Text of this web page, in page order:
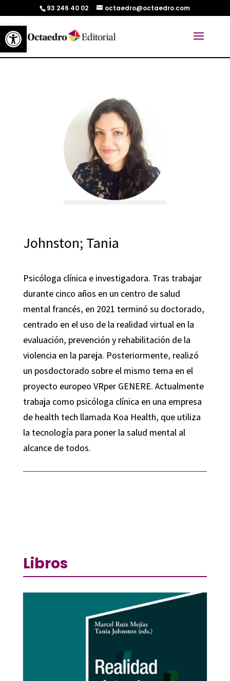
Abrir barra de herramientas
93 246 40 02 octaedro@octaedro.com
Johnston; Tania
Psicóloga clínica e investigadora. Tras trabajar
durante cinco años en un centro de salud
mental francés, en 2021 terminó su doctorado,
centrado en el uso de la realidad virtual en la
evaluación, prevención y rehabilitación de la
violencia en la pareja. Posteriormente, realizó
un posdoctorado sobre el mismo tema en el
proyecto europeo VRperGENERE. Actualmente
trabaja como psicóloga clínica en una empresa
de health tech llamada Koa Health, que utiliza
la tecnología para poner la salud mental al
alcance de todos.
Libros